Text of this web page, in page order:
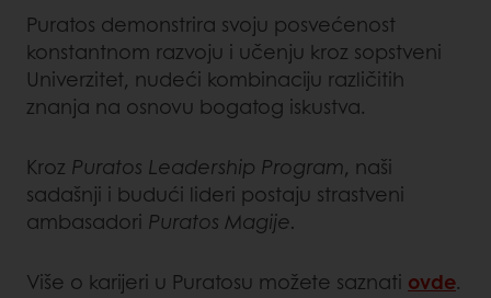
Puratos demonstrira svoju posvećenost
konstantnom razvoju i učenju kroz sopstveni
Univerzitet, nudeći kombinaciju različitih
znanja na osnovu bogatog iskustva.
Kroz Puratos Leadership Program, naši
sadašnji i budući lideri postaju strastveni
ambasadori Puratos Magije.
Više o karijeri u Puratosu možete saznati ovde.